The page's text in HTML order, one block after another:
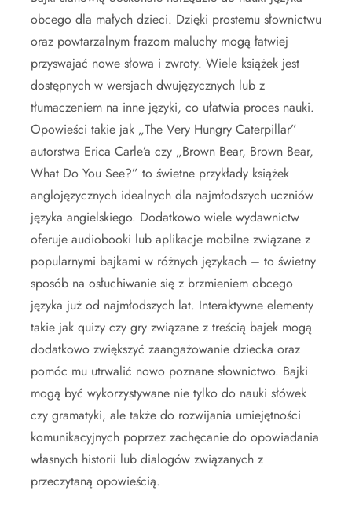
obcego dla małych dzieci. Dzięki prostemu słownictwu
oraz powtarzalnym frazom maluchy mogą łatwiej
przyswajać nowe słowa i zwroty. Wiele książek jest
dostępnych w wersjach dwujęzycznych lub z
tłumaczeniem na inne języki, co ułatwia proces nauki.
Opowieści takie jak „The Very Hungry Caterpillar”
autorstwa Erica Carle’a czy „Brown Bear, Brown Bear,
What Do You See?” to świetne przykłady książek
anglojęzycznych idealnych dla najmłodszych uczniów
języka angielskiego. Dodatkowo wiele wydawnictw
oferuje audiobooki lub aplikacje mobilne związane z
popularnymi bajkami w różnych językach – to świetny
sposób na osłuchiwanie się z brzmieniem obcego
języka już od najmłodszych lat. Interaktywne elementy
takie jak quizy czy gry związane z treścią bajek mogą
dodatkowo zwiększyć zaangażowanie dziecka oraz
pomóc mu utrwalić nowo poznane słownictwo. Bajki
mogą być wykorzystywane nie tylko do nauki słówek
czy gramatyki, ale także do rozwijania umiejętności
komunikacyjnych poprzez zachęcanie do opowiadania
własnych historii lub dialogów związanych z
przeczytaną opowieścią.